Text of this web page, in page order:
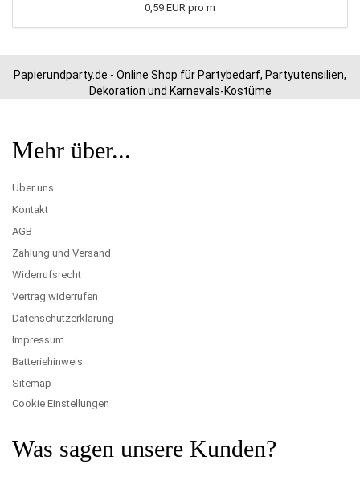
0,59 EUR pro m
Papierundparty.de - Online Shop für Partybedarf, Partyutensilien,
Dekoration und Karnevals-Kostüme
Mehr über...
Über uns
Kontakt
AGB
Zahlung und Versand
Widerrufsrecht
Vertrag widerrufen
Datenschutzerklärung
Impressum
Batteriehinweis
Sitemap
Cookie Einstellungen
Was sagen unsere Kunden?